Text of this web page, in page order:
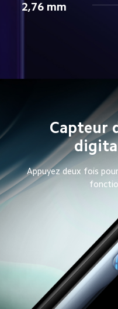
2,76 mm
Capteur
Appuyez deux fois